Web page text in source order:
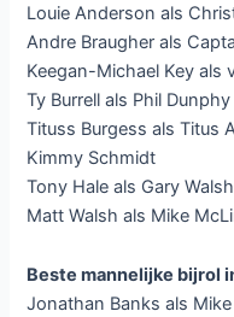
Louie Anderson als
Andre Braugher als
Keegan-Michael Key als
Ty Burrell als Phil
Tituss Burgess als Titus
Kimmy Schmidt
Tony Hale als Gary
Matt Walsh als Mike
Beste mannelijke bijrol
Jonathan Banks als